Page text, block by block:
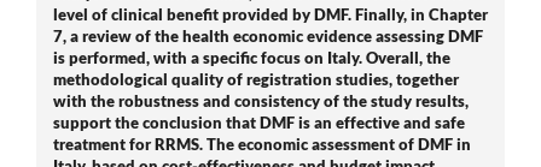
level of clinical benefit provided by DMF. Finally, in Chapter
7, a review of the health economic evidence assessing DMF
is performed, with a specific focus on Italy. Overall, the
methodological quality of registration studies, together
with the robustness and consistency of the study results,
support the conclusion that DMF is an effective and safe
treatment for RRMS. The economic assessment of DMF in